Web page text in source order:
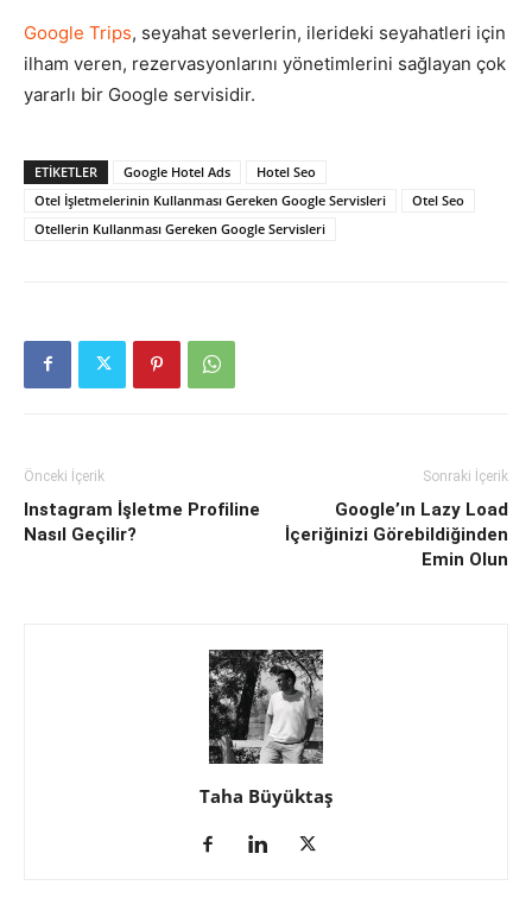
Google Trips, seyahat severlerin, ilerideki seyahatleri için
ilham veren, rezervasyonlarını yönetimlerini sağlayan çok
yararlı bir Google servisidir.
ETIKETLER Google Hotel Ads
Hotel Seo
Otel İşletmelerinin Kullanması Gereken Google Servisleri
Otel Seo
Otellerin Kullanması Gereken Google Servisleri
Önceki İçerik
Instagram İşletme Profiline
Nasıl Geçilir?
Sonraki İçerik
Google’ın Lazy Load
İçeriğinizi Görebildiğinden
Emin Olun
Taha Büyüktaş